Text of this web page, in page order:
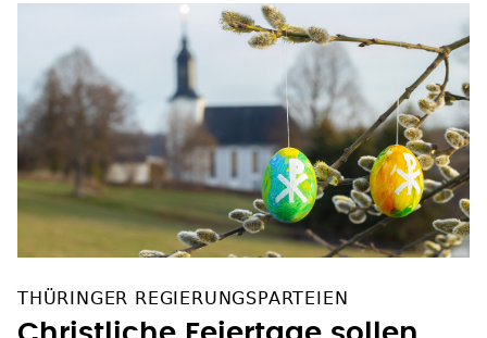
THÜRINGER REGIERUNGSPARTEIEN